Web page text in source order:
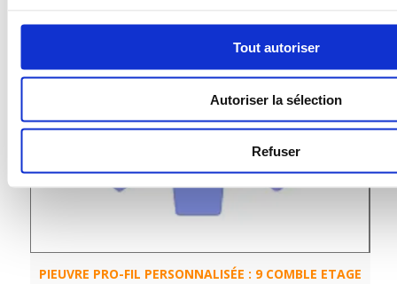
Tout autoriser
Autoriser la sélection
Refuser
PIEUVRE PRO-FIL PERSONNALISÉE : 9 COMBLE ETAGE